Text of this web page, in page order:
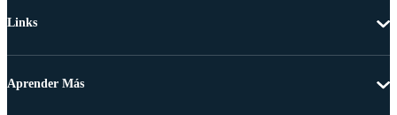
Links
Aprender Más